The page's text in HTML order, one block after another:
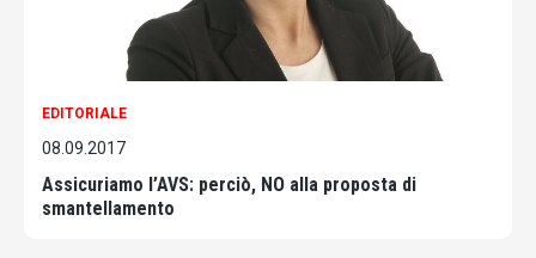
EDITORIALE
08.09.2017
Assicuriamo l’AVS: perciò, NO alla proposta di
smantellamento